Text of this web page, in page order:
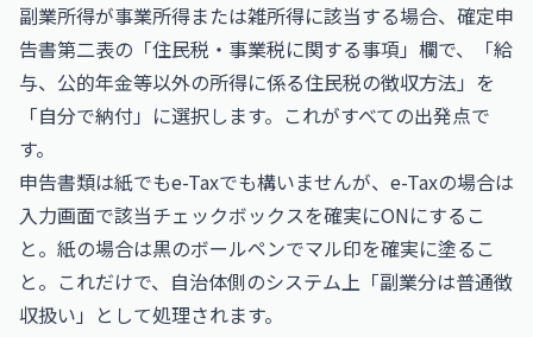
副業所得が事業所得または雑所得に該当する場合、確定申
告書第二表の「住民税・事業税に関する事項」欄で、「給
与、公的年金等以外の所得に係る住民税の徴収方法」を
「自分で納付」に選択します。これがすべての出発点で
す。
申告書類は紙でもe-Taxでも構いませんが、e-Taxの場合は
入力画面で該当チェックボックスを確実にONにするこ
と。紙の場合は黒のボールペンでマル印を確実に塗るこ
と。これだけで、自治体側のシステム上「副業分は普通徴
収扱い」として処理されます。